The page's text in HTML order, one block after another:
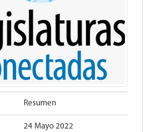
Resumen
24 Mayo 2022